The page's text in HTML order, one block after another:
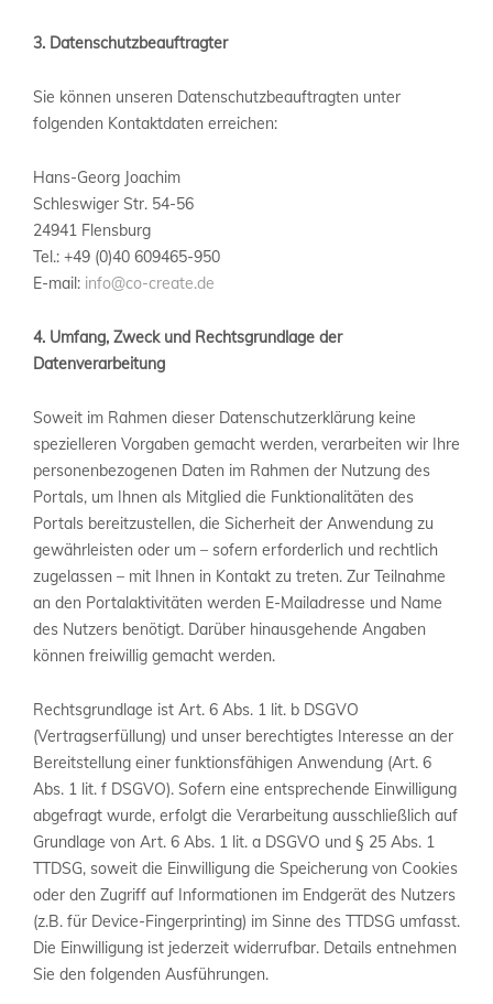
3. Datenschutzbeauftragter
Sie können unseren Datenschutzbeauftragten unter
folgenden Kontaktdaten erreichen:
Hans-Georg Joachim
Schleswiger Str. 54-56
24941 Flensburg
Tel.: +49 (0)40 609465-950
E-mail: info@co-create.de
4. Umfang, Zweck und Rechtsgrundlage der
Datenverarbeitung
Soweit im Rahmen dieser Datenschutzerklärung keine
spezielleren Vorgaben gemacht werden, verarbeiten wir Ihre
personenbezogenen Daten im Rahmen der Nutzung des
Portals, um Ihnen als Mitglied die Funktionalitäten des
Portals bereitzustellen, die Sicherheit der Anwendung zu
gewährleisten oder um – sofern erforderlich und rechtlich
zugelassen – mit Ihnen in Kontakt zu treten. Zur Teilnahme
an den Portalaktivitäten werden E-Mailadresse und Name
des Nutzers benötigt. Darüber hinausgehende Angaben
können freiwillig gemacht werden.
Rechtsgrundlage ist Art. 6 Abs. 1 lit. b DSGVO
(Vertragserfüllung) und unser berechtigtes Interesse an der
Bereitstellung einer funktionsfähigen Anwendung (Art. 6
Abs. 1 lit. f DSGVO). Sofern eine entsprechende Einwilligung
abgefragt wurde, erfolgt die Verarbeitung ausschließlich auf
Grundlage von Art. 6 Abs. 1 lit. a DSGVO und § 25 Abs. 1
TTDSG, soweit die Einwilligung die Speicherung von Cookies
oder den Zugriff auf Informationen im Endgerät des Nutzers
(z.B. für Device-Fingerprinting) im Sinne des TTDSG umfasst.
Die Einwilligung ist jederzeit widerrufbar. Details entnehmen
Sie den folgenden Ausführungen.